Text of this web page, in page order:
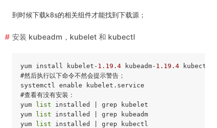
到时候下载k8s的相关组件才能找到下载源；
安装 kubeadm，kubelet 和 kubectl
yum install kubelet- 1.19 .4 kubeadm- 1.19 .4 kubectl-
#然后执行以下命令不然会提示警告；
#查看有没有安装：
yum list installed | grep kubelet
yum list installed | grep kubeadm
yum list